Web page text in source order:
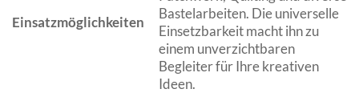
Einsatzmöglichkeiten
Bastelarbeiten. Die universelle
Einsetzbarkeit macht ihn zu
einem unverzichtbaren
Begleiter für Ihre kreativen
Ideen.